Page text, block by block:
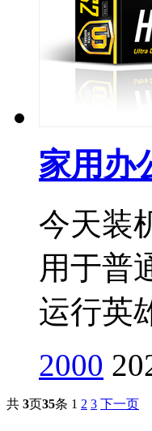
家用办
今天装
用于普
运行英
2000
共 3页35条 1 2 3 下一页